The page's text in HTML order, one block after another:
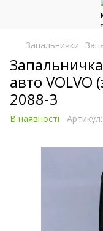
Запальнички
авто VOLVO
2088-3
В наявності Артикул: